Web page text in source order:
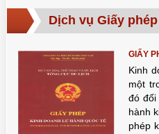
Dịch vụ Giấy phép
GIẤY
Kinh
một
đó đối
hành
phép